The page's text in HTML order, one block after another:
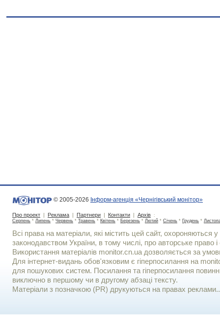
© 2005-2026 Інформ-агенція «Чернігівський монітор»
Про проект | Реклама | Партнери | Контакти | Архів :
Серпень * Липень * Червень * Травень * Квітень * Березень * Лютий * Січень * Грудень *
Всі права на матеріали, які містить цей сайт, охороняються у
законодавством України, в тому числі, про авторське право і
Використання матерiалiв monitor.cn.ua дозволяється за
Для iнтернет-видань обов'язковим є гiперпосилання на
для пошукових систем. Посилання та гіперпосилання
виключно в першому чи в другому абзаці тексту.
Матеріали з позначкою (PR) друкуються на правах реклами..